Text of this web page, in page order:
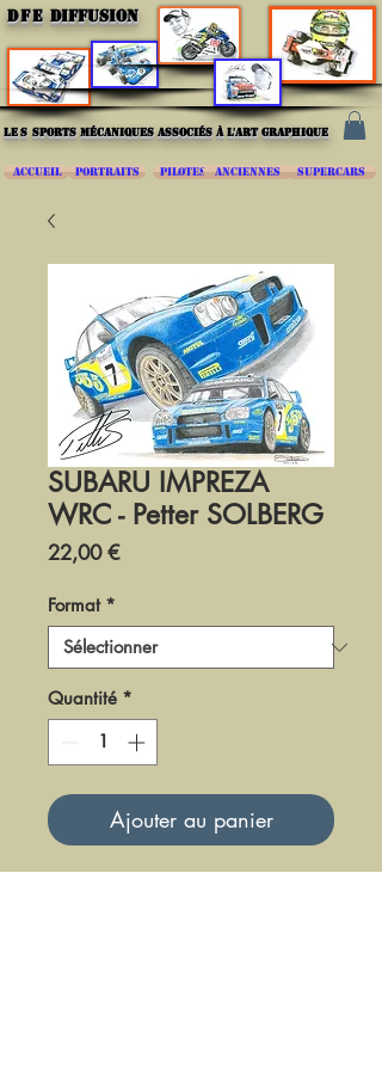
DFE DIFFUSION
les sports mécaniques associés à l'art graphique
ACCUEIL PORTRAITS PILOTES ANCIENNES SUPERCARS
SUBARU IMPREZA
WRC - Petter SOLBERG
22,00 €Prix
Format *
Quantité *
Ajouter au panier